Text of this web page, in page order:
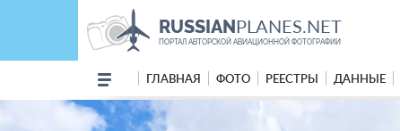
RUSSIANPLANES.NET
ПОРТАЛ АВТОРСКОЙ АВИАЦИОННОЙ ФОТОГРАФИИ
ГЛАВНАЯ ФОТО РЕЕСТРЫ ДАННЫЕ